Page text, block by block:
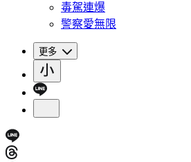
毒駕連爆
警察愛無限
更多